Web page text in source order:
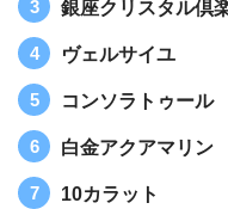
銀座クリスタル倶
ヴェルサイユ
コンソラトゥール
白金アクアマリン
10カラット